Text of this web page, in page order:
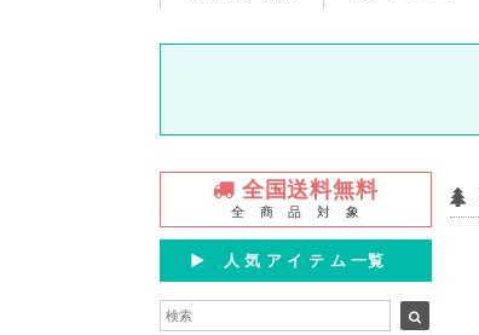
全国送料無料
全 商 品 対 象
▶︎ 人 気 ア イ テ ム 一覧